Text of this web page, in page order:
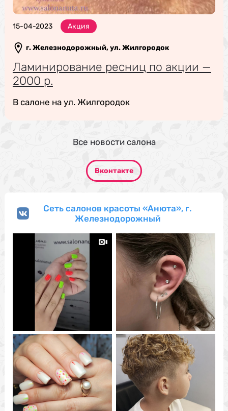
15-04-2023 Акция
г. Железнодорожный, ул. Жилгородок
Ламинирование ресниц по акции —
2000 р.
В салоне на ул. Жилгородок
Все новости салона
Вконтакте
Сеть салонов красоты «Анюта», г.
Железнодорожный